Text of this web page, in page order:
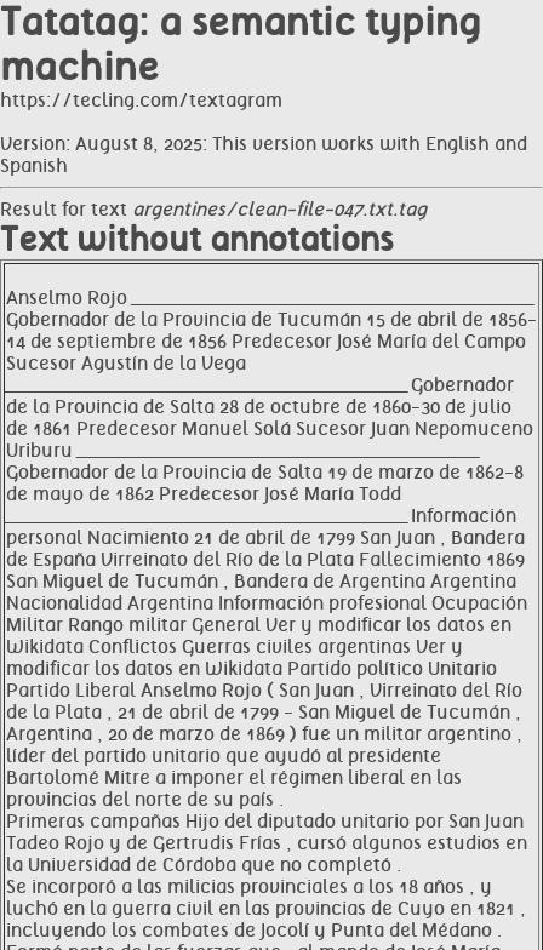
Tatatag: a semantic typing
machine
https://tecling.com/textagram
Version: August 8, 2025: This version works with English and
Spanish
Result for text argentines/clean-file-047.txt.tag
Text without annotations
Anselmo Rojo __________________________________________________________________
Gobernador de la Provincia de Tucumán 15 de abril de 1856-
14 de septiembre de 1856 Predecesor José María del Campo
Sucesor Agustín de la Vega
__________________________________________________________________ Gobernador
de la Provincia de Salta 28 de octubre de 1860-30 de julio
de 1861 Predecesor Manuel Solá Sucesor Juan Nepomuceno
Uriburu __________________________________________________________________
Gobernador de la Provincia de Salta 19 de marzo de 1862-8
de mayo de 1862 Predecesor José María Todd
__________________________________________________________________ Información
personal Nacimiento 21 de abril de 1799 San Juan , Bandera
de España Virreinato del Río de la Plata Fallecimiento 1869
San Miguel de Tucumán , Bandera de Argentina Argentina
Nacionalidad Argentina Información profesional Ocupación
Militar Rango militar General Ver y modificar los datos en
Wikidata Conflictos Guerras civiles argentinas Ver y
modificar los datos en Wikidata Partido político Unitario
Partido Liberal Anselmo Rojo ( San Juan , Virreinato del Río
de la Plata , 21 de abril de 1799 - San Miguel de Tucumán ,
Argentina , 20 de marzo de 1869 ) fue un militar argentino ,
líder del partido unitario que ayudó al presidente
Bartolomé Mitre a imponer el régimen liberal en las
provincias del norte de su país .
Primeras campañas Hijo del diputado unitario por San Juan
Tadeo Rojo y de Gertrudis Frías , cursó algunos estudios en
la Universidad de Córdoba que no completó .
Se incorporó a las milicias provinciales a los 18 años , y
luchó en la guerra civil en las provincias de Cuyo en 1821 ,
incluyendo los combates de Jocolí y Punta del Médano .